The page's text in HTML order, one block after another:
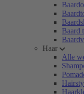
Baard
Haar
Alle